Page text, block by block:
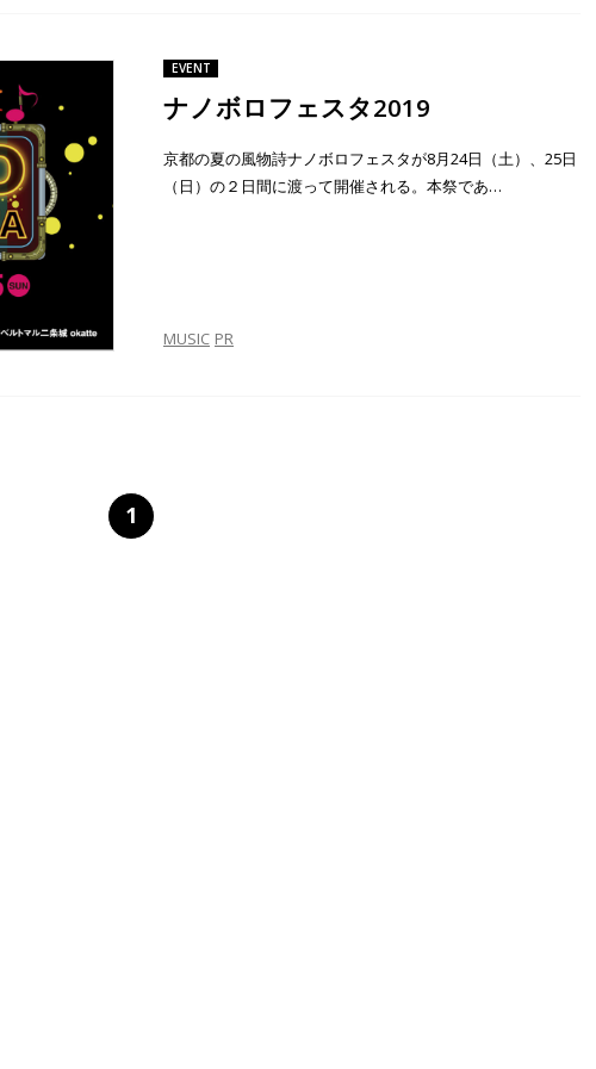
EVENT
ナノボロフェスタ2019
京都の夏の風物詩ナノボロフェスタが8月24日（土）、25日
（日）の２日間に渡って開催される。本祭であ…
MUSIC PR
1